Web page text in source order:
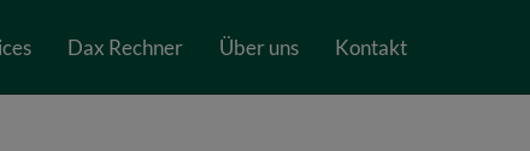
Dax Rechner Über uns Kontakt